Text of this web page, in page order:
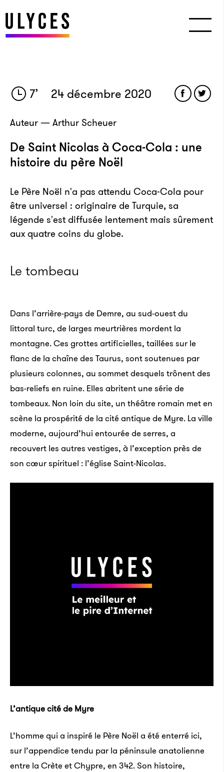
7’ 24 décembre 2020
Auteur — Arthur Scheuer
De Saint Nicolas à Coca-Cola : une
histoire du père Noël
Le Père Noël n'a pas attendu Coca-Cola pour
être universel : originaire de Turquie, sa
légende s'est diffusée lentement mais sûrement
aux quatre coins du globe.
Le tombeau
Dans l’arrière-pays de Demre, au sud-ouest du
littoral turc, de larges meurtrières mordent la
montagne. Ces grottes artificielles, taillées sur le
flanc de la chaîne des Taurus, sont soutenues par
plusieurs colonnes, au sommet desquels trônent des
bas-reliefs en ruine. Elles abritent une série de
tombeaux. Non loin du site, un théâtre romain met en
scène la prospérité de la cité antique de Myre. La ville
moderne, aujourd’hui entourée de serres, a
recouvert les autres vestiges, à l’exception près de
son cœur spirituel : l’église Saint-Nicolas.
L’antique cité de Myre
L’homme qui a inspiré le Père Noël a été enterré ici,
sur l’appendice tendu par la péninsule anatolienne
entre la Crète et Chypre, en 342. Son histoire,